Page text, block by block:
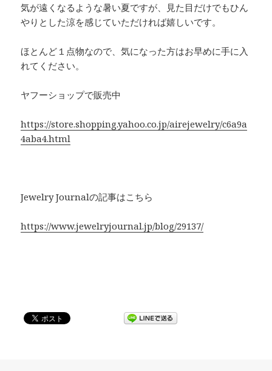
気が遠くなるような暑い夏ですが、見た目だけでもひん
やりとした涼を感じていただければ嬉しいです。
ほとんど１点物なので、気になった方はお早めに手に入
れてください。
ヤフーショップで販売中
https://store.shopping.yahoo.co.jp/airejewelry/c6a9a
4aba4.html
Jewelry Journalの記事はこちら
https://www.jewelryjournal.jp/blog/29137/